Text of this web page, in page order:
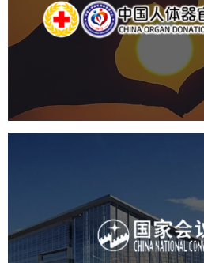
国企 品牌官网
国家会议